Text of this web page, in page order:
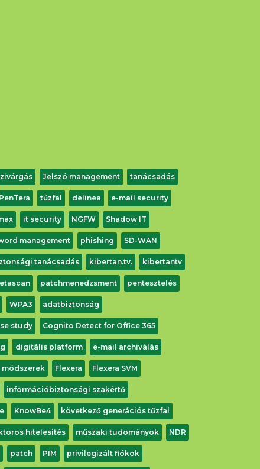
Jelszó management tanácsadás
PenTera tűzfal delinea e-mail security
it security NGFW Shadow IT
management phishing SD-WAN
tanácsadás kibertan.tv. kibertantv
patchmenedzsment pentesztelés
WPA3 adatbiztonság
study Cognito Detect for Office 365
digitális platform e-mail archiválás
Flexera Flexera SVM
információbiztonsági szakértő
KnowBe4 következő generációs tűzfal
hitelesítés műszaki tudományok NDR
patch PIM privilegizált fiókok